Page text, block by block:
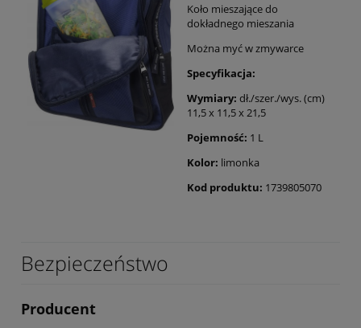
Koło mieszające do
dokładnego mieszania
Można myć w zmywarce
Specyfikacja:
Wymiary: dł./szer./wys. (cm)
11,5 x 11,5 x 21,5
Pojemność: 1 L
Kolor: limonka
Kod produktu: 1739805070
Bezpieczeństwo
Producent